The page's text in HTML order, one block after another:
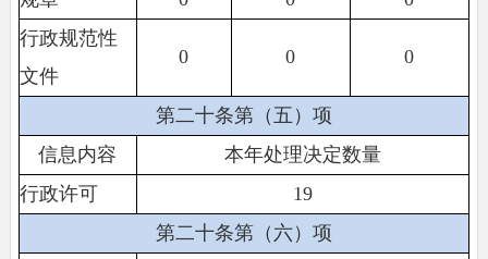
行政规范性
文件
0 0 0
第二十条第（五）项
信息内容
本年处理决定数量
行政许可
19
第二十条第（六）项